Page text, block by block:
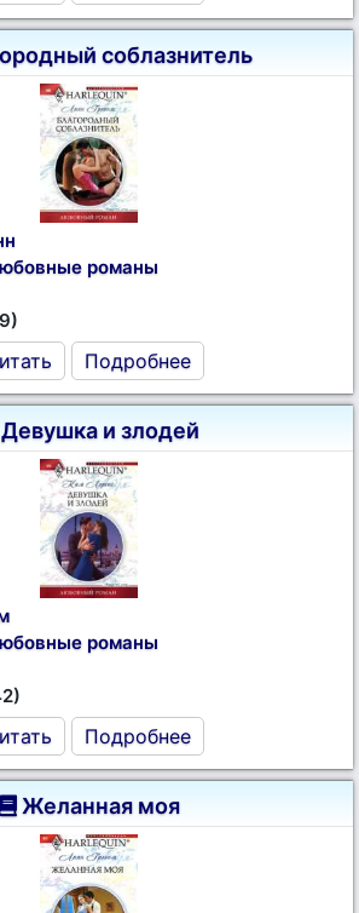
соблазнитель
романы
Подробнее
Девушка и злодей
романы
Подробнее
Желанная моя